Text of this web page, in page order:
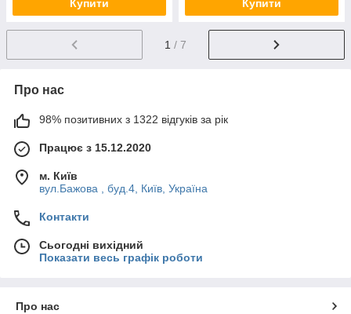
Купити Купити
1 / 7
Про нас
98% позитивних з 1322 відгуків за рік
Працює з 15.12.2020
м. Київ
вул.Бажова , буд.4, Київ, Україна
Контакти
Сьогодні вихідний
Показати весь графік роботи
Про нас